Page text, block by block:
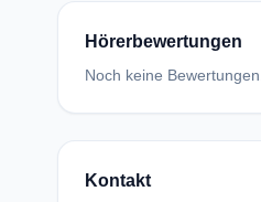
Hörerbewertungen
Noch keine
Kontakt